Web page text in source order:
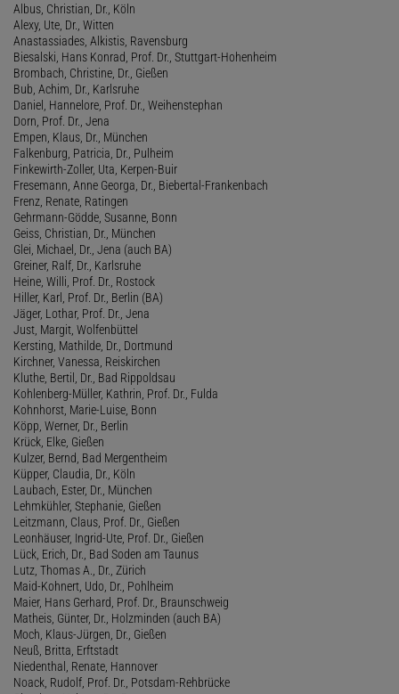
Albus, Christian, Dr., Köln
Alexy, Ute, Dr., Witten
Anastassiades, Alkistis, Ravensburg
Biesalski, Hans Konrad, Prof. Dr., Stuttgart-Hohenheim
Brombach, Christine, Dr., Gießen
Bub, Achim, Dr., Karlsruhe
Daniel, Hannelore, Prof. Dr., Weihenstephan
Dorn, Prof. Dr., Jena
Empen, Klaus, Dr., München
Falkenburg, Patricia, Dr., Pulheim
Finkewirth-Zoller, Uta, Kerpen-Buir
Fresemann, Anne Georga, Dr., Biebertal-Frankenbach
Frenz, Renate, Ratingen
Gehrmann-Gödde, Susanne, Bonn
Geiss, Christian, Dr., München
Glei, Michael, Dr., Jena (auch BA)
Greiner, Ralf, Dr., Karlsruhe
Heine, Willi, Prof. Dr., Rostock
Hiller, Karl, Prof. Dr., Berlin (BA)
Jäger, Lothar, Prof. Dr., Jena
Just, Margit, Wolfenbüttel
Kersting, Mathilde, Dr., Dortmund
Kirchner, Vanessa, Reiskirchen
Kluthe, Bertil, Dr., Bad Rippoldsau
Kohlenberg-Müller, Kathrin, Prof. Dr., Fulda
Kohnhorst, Marie-Luise, Bonn
Köpp, Werner, Dr., Berlin
Krück, Elke, Gießen
Kulzer, Bernd, Bad Mergentheim
Küpper, Claudia, Dr., Köln
Laubach, Ester, Dr., München
Lehmkühler, Stephanie, Gießen
Leitzmann, Claus, Prof. Dr., Gießen
Leonhäuser, Ingrid-Ute, Prof. Dr., Gießen
Lück, Erich, Dr., Bad Soden am Taunus
Lutz, Thomas A., Dr., Zürich
Maid-Kohnert, Udo, Dr., Pohlheim
Maier, Hans Gerhard, Prof. Dr., Braunschweig
Matheis, Günter, Dr., Holzminden (auch BA)
Moch, Klaus-Jürgen, Dr., Gießen
Neuß, Britta, Erftstadt
Niedenthal, Renate, Hannover
Noack, Rudolf, Prof. Dr., Potsdam-Rehbrücke